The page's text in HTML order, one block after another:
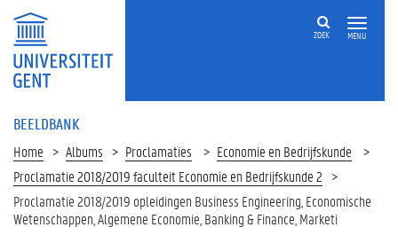
MENU
ZOEK
BEELDBANK
Home Albums Proclamaties
Economie en Bedrijfskunde
Proclamatie 2018/2019 faculteit Economie en Bedrijfskunde 2
Proclamatie 2018/2019 opleidingen Business Engineering, Economische
Wetenschappen, Algemene Economie, Banking & Finance, Marketi